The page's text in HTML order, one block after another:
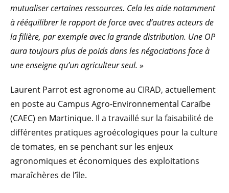
mutualiser certaines ressources. Cela les aide notamment
à rééquilibrer le rapport de force avec d’autres acteurs de
la filière, par exemple avec la grande distribution. Une OP
aura toujours plus de poids dans les négociations face à
une enseigne qu’un agriculteur seul. »
Laurent Parrot est agronome au CIRAD, actuellement
en poste au Campus Agro-Environnemental Caraïbe
(CAEC) en Martinique. Il a travaillé sur la faisabilité de
différentes pratiques agroécologiques pour la culture
de tomates, en se penchant sur les enjeux
agronomiques et économiques des exploitations
maraîchères de l’île.